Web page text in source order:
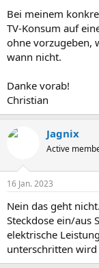
Bei meinem
TV-Konsum auf
ohne vorzugeben,
wann nicht.
Danke vorab!
Christian
Jagnix
Active
16 Jan. 2023
Nein das geht
Steckdose ein/aus
elektrische
unterschritten wird